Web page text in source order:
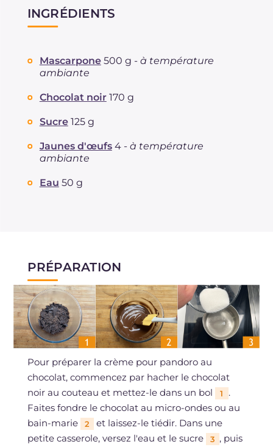
INGRÉDIENTS
Mascarpone 500 g - à température
ambiante
Chocolat noir 170 g
Sucre 125 g
Jaunes d'œufs 4 - à température
ambiante
Eau 50 g
PRÉPARATION
Pour préparer la crème pour pandoro au
chocolat, commencez par hacher le chocolat
noir au couteau et mettez-le dans un bol
1
.
Faites fondre le chocolat au micro-ondes ou au
bain-marie
2
et laissez-le tiédir. Dans une
petite casserole, versez l'eau et le sucre
3 , puis